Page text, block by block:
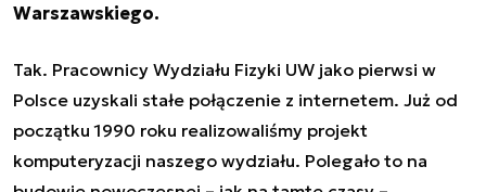
Warszawskiego.
Tak. Pracownicy Wydziału Fizyki UW jako pierwsi w
Polsce uzyskali stałe połączenie z internetem. Już od
początku 1990 roku realizowaliśmy projekt
komputeryzacji naszego wydziału. Polegało to na